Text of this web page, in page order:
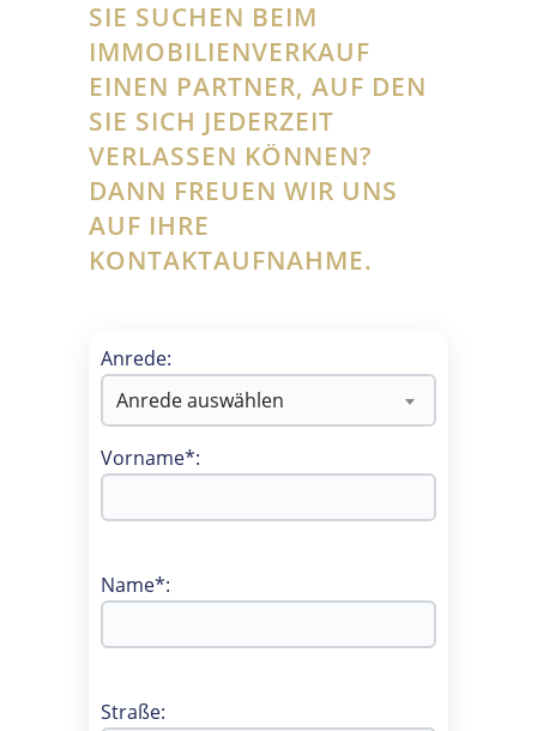
SIE SUCHEN BEIM
IMMOBILIENVERKAUF
EINEN PARTNER, AUF DEN
SIE SICH JEDERZEIT
VERLASSEN KÖNNEN?
DANN FREUEN WIR UNS
AUF IHRE
KONTAKTAUFNAHME.
Anrede:
Anrede auswählen
Vorname*:
Name*:
Straße: